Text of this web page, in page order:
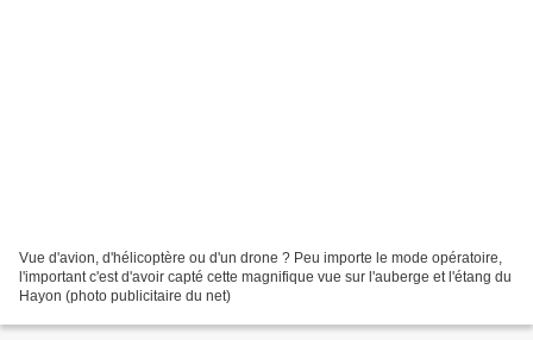
Vue d'avion, d'hélicoptère ou d'un drone ? Peu importe le mode opératoire,
l'important c'est d'avoir capté cette magnifique vue sur l'auberge et l'étang du
Hayon (photo publicitaire du net)